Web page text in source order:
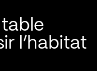
table
l’habitat